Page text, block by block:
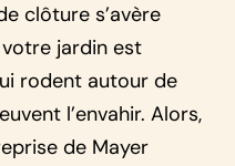
clôture s’avère
jardin est
rodent autour de
l’envahir. Alors,
de Mayer